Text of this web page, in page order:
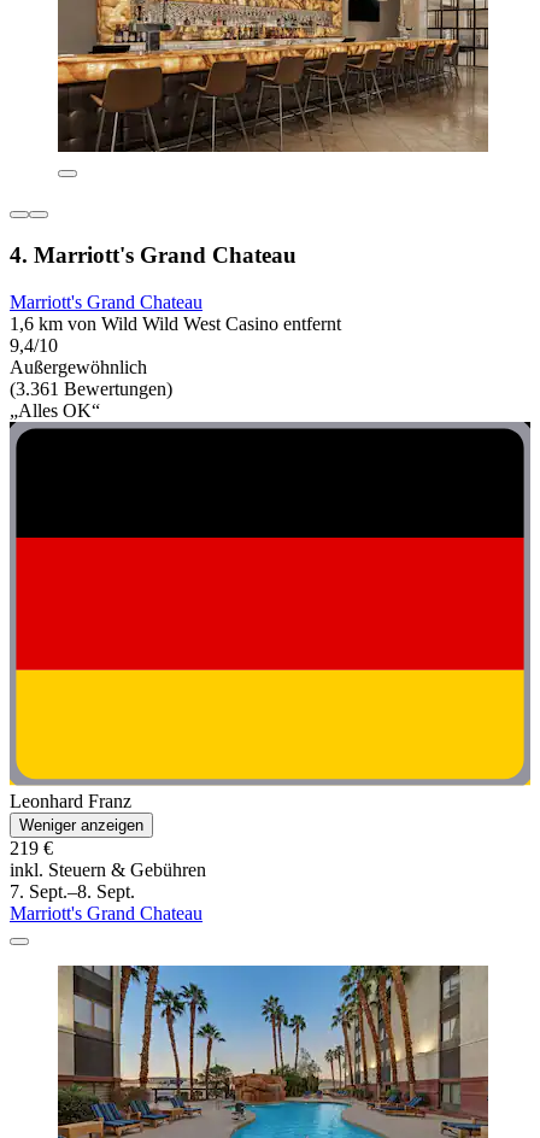
4. Marriott's Grand Chateau
Marriott's Grand Chateau
1,6 km von Wild Wild West Casino entfernt
9,4/10
Außergewöhnlich
(3.361 Bewertungen)
„Alles OK“
Leonhard Franz
Weniger anzeigen
219 €
inkl. Steuern & Gebühren
7. Sept.–8. Sept.
Marriott's Grand Chateau